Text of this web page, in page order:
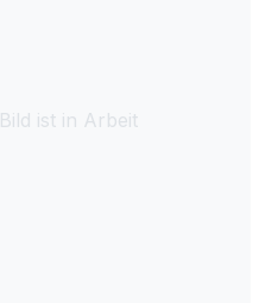
Bild ist in Arbeit